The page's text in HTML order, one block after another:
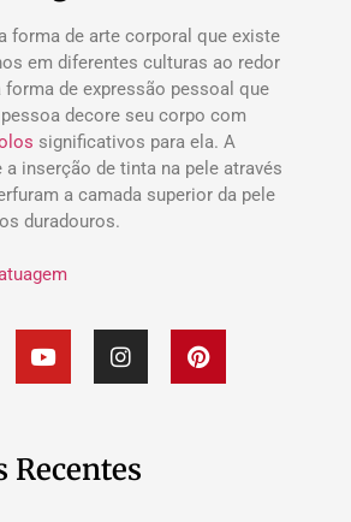
forma de arte corporal que existe
em diferentes culturas ao redor
forma de expressão pessoal que
decore seu corpo com
significativos para ela. A
a inserção de tinta na pele através
a camada superior da pele
duradouros.
Recentes